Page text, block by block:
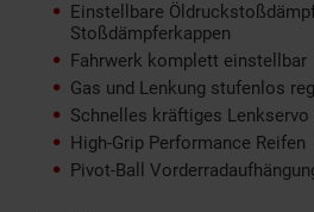
Einstellbare
Stoßdämpferkappen
Fahrwerk komplett einstellbar
Gas und Lenkung stufenlos
Schnelles kräftiges Lenkservo
High-Grip Performance Reifen
Pivot-Ball